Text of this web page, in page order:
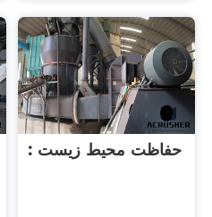
: حفاظت محیط زیست